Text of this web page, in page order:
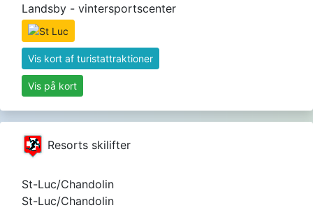
Landsby - vintersportscenter
Vis kort af turistattraktioner
Vis på kort
Resorts skilifter
St-Luc/Chandolin
St-Luc/Chandolin